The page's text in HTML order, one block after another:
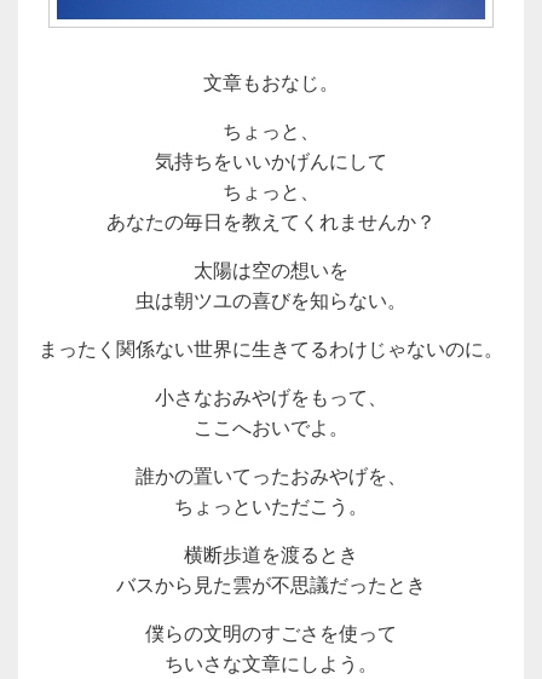
文章もおなじ。
ちょっと、
気持ちをいいかげんにして
ちょっと、
あなたの毎日を教えてくれませんか？
太陽は空の想いを
虫は朝ツユの喜びを知らない。
まったく関係ない世界に生きてるわけじゃないのに。
小さなおみやげをもって、
ここへおいでよ。
誰かの置いてったおみやげを、
ちょっといただこう。
横断歩道を渡るとき
バスから見た雲が不思議だったとき
僕らの文明のすごさを使って
ちいさな文章にしよう。